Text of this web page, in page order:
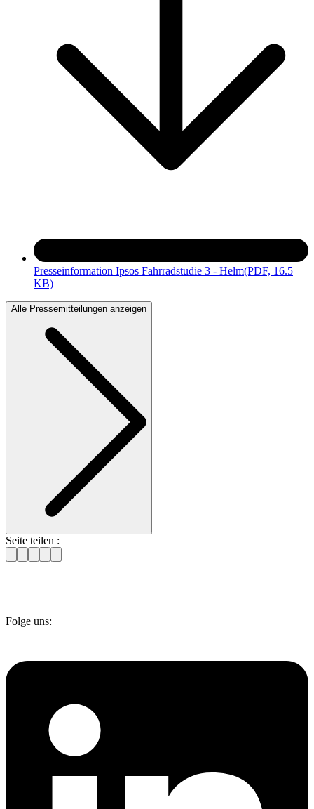
Presseinformation Ipsos Fahrradstudie 3 - Helm(PDF, 16.5
KB)
Alle Pressemitteilungen anzeigen
Seite teilen :
Folge uns: